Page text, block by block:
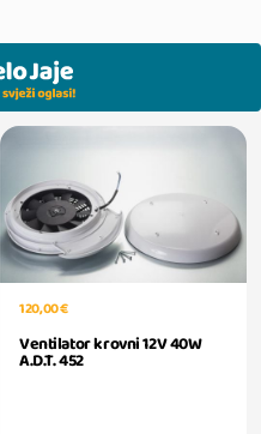
120,00 €
Ventilator krovni 12V 40W
A.D.T. 452